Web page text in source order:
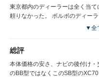
内装も適切な補強が入れられてい
い。 ルーフの内装に関しても同
減ったし 後ろからの見た目がそ
れる機会も減った気がする。 車体のサイズは大きいが、同じ様に視界も広
東京都内のディーラーは全く当
頼りなかった。 ボルボのディー
調査）はできない ただの交換屋
日他店舗で再度診断したらクーラ
か ２万円もかからずに済んだ事があった。 新車を３年で
うでも良いかも知れないが、 中
▼全
総評
本体価格の安さ、ナビの後付け
のBB型ではなくこのSB型のXC70を選ぶの